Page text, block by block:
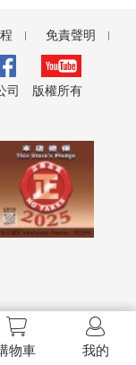
免責聲明
司 版權所有

物車

我的